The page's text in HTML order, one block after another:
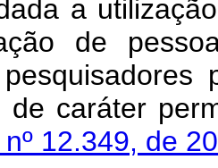
a
de
de caráter
12.349, de